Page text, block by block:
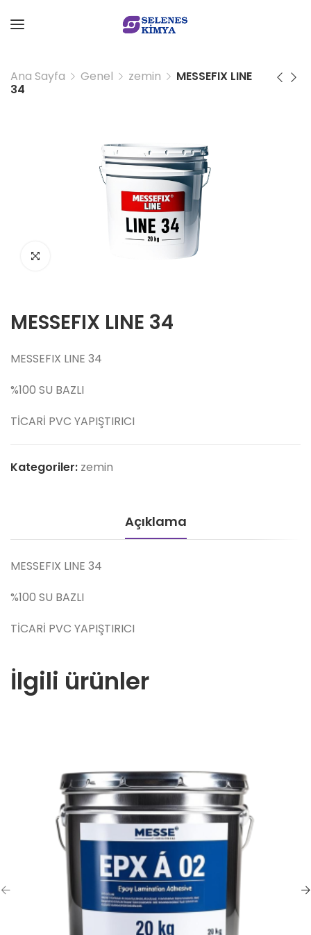
Ana Sayfa Genel zemin
MESSEFIX LINE
34
MESSEFIX LINE 34
MESSEFIX LINE 34
%100 SU BAZLI
TİCARİ PVC YAPIŞTIRICI
Kategoriler: zemin
Açıklama
MESSEFIX LINE 34
%100 SU BAZLI
TİCARİ PVC YAPIŞTIRICI
İlgili ürünler